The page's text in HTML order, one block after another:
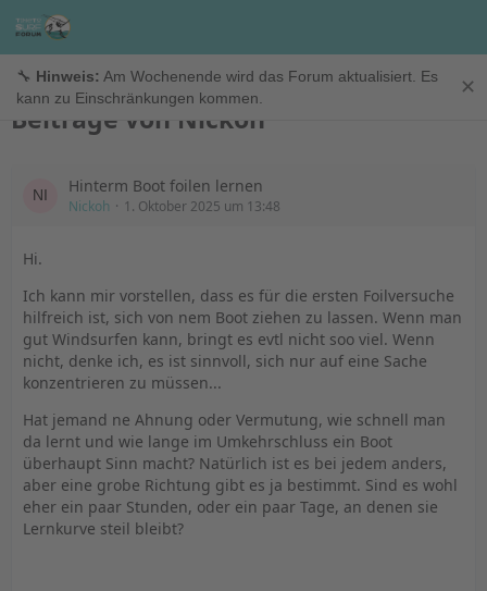
🔧 Hinweis: Am Wochenende wird das Forum aktualisiert. Es
kann zu Einschränkungen kommen.
✕
Nickoh
Beiträge von Nickoh
Hinterm Boot foilen lernen
Nickoh 1. Oktober 2025 um 13:48
Hi.
Ich kann mir vorstellen, dass es für die ersten Foilversuche
hilfreich ist, sich von nem Boot ziehen zu lassen. Wenn man
gut Windsurfen kann, bringt es evtl nicht soo viel. Wenn
nicht, denke ich, es ist sinnvoll, sich nur auf eine Sache
konzentrieren zu müssen...
Hat jemand ne Ahnung oder Vermutung, wie schnell man
da lernt und wie lange im Umkehrschluss ein Boot
überhaupt Sinn macht? Natürlich ist es bei jedem anders,
aber eine grobe Richtung gibt es ja bestimmt. Sind es wohl
eher ein paar Stunden, oder ein paar Tage, an denen sie
Lernkurve steil bleibt?